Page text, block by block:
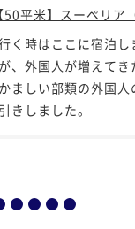
【50平米】スーペリア
く時はここに宿泊し
、外国人が増えてき
ましい部類の外国人
きしました。